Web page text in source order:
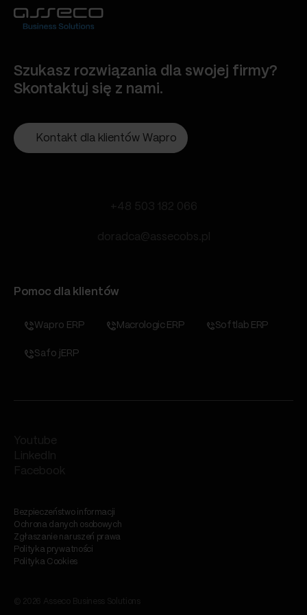
Szukasz rozwiązania dla swojej firmy?
Skontaktuj się z nami.
Kontakt dla klientów Wapro
+48 503 182 066
doradca@assecobs.pl
Pomoc dla klientów
Wapro ERP Macrologic ERP Softlab ERP
Safo jERP
Youtube
LinkedIn
Facebook
Bezpieczeństwo informacji
Ochrona danych osobowych
Zgłaszanie naruszeń prawa
Polityka prywatności
Polityka Cookies
© 2026 Asseco Business Solutions